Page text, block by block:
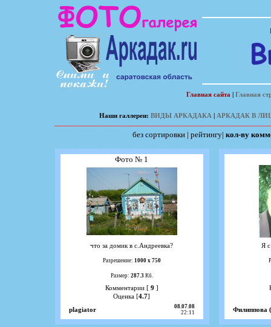
Главная сайта | Главная
Наши галлереи: ВИДЫ АРКАДАКА | АРКАДАК В
без сортировки| рейтингу| кол-ву
Фото № 1
что за домик в с.Андреевка?
Разрешение: 1000 х 750
Размер: 287.3Кб.
Комментарии [9 ]
Оценка [4.7]
plagiator
08.07.08
22:11
Я
Филиппова